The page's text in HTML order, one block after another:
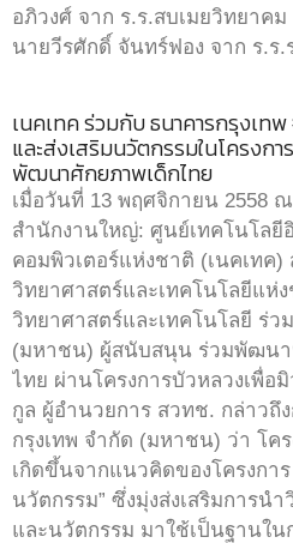
อภิวงศ์ จาก ร.ร.สบเมยวิทยาคม
นายวีรศักดิ์ จันทร์ฟอง จาก ร.ร.
เนคเทค ร่วมกับ ธนาคารกรุงเท
และส่งเสริมนวัตกรรมในโครงก
พัฒนาศักยภาพเด็กไทย
เมื่อวันที่ 13 พฤศจิกายน 2558
สำนักงานใหญ่: ศูนย์เทคโนโลยี
คอมพิวเตอร์แห่งชาติ (เนคเทค
วิทยาศาสตร์และเทคโนโลยีแห่
วิทยาศาสตร์และเทคโนโลยี ร่ว
(มหาชน) ผู้สนับสนุน ร่วมพัฒนา
ไทย ผ่านโครงการบัวหลวงเพื่
กูล ผู้อำนวยการ สวทช. กล่าวถึ
กรุงเทพ จำกัด (มหาชน) ว่า โค
เกิดขึ้นจากแนวคิดของโครงกา
นวัตกรรม” ซึ่งมุ่งส่งเสริมการน
และนวัตกรรม มาใช้เป็นฐานใน